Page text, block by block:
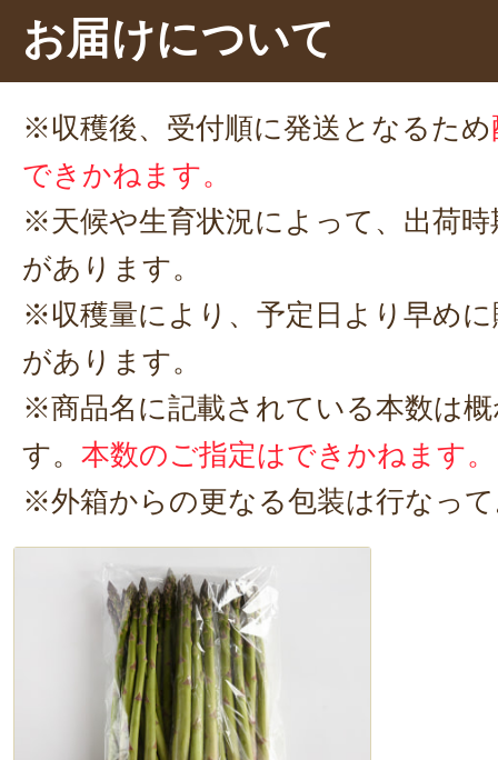
て手を加えていたのですが、塩ゆ
はないかと思います。来年もぜひ
す。美味しいアスパラをありがと
2025年04月28日 /
今年も太くてみずみずしいアスパ
ございました。私の親指の太さく
黒っぽく、見た目はアスパラの横
ゆでし、粗熱がとれた頃にそのま
さと甘さに感動しました。アスパ
検索して手を加えていたのですが
たいと思います。美味しいアスパ
ございます。
2025年04月28日
今年も心待ちにしていた宮路農園
届きました✨早速グリルで素焼き
た。味付けは無しでパクリ♪アス
さと甘みが口中いっぱいにあふれ
お届けについて
※収穫後、受付順に発送となるため
できかねます。
※天候や生育状況によって、出荷
があります。
※収穫量により、予定日より早め
があります。
※商品名に記載されている本数は
す。 本数のご指定はできかねます。
※外箱からの更なる包装は行なっ